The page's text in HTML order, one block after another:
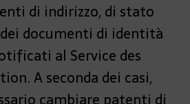
di indirizzo, di stato
documenti di identità
al Service des
A seconda dei casi,